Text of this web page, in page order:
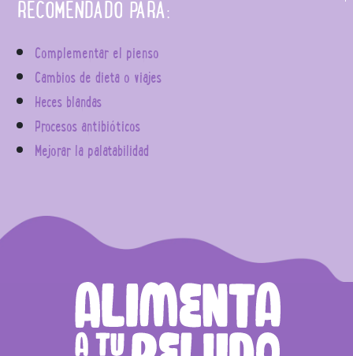
RECOMENDADO PARA:
Complementar el pienso
Cambios de dieta o viajes
Heces blandas
Procesos antibióticos
Mejorar la palatabilidad